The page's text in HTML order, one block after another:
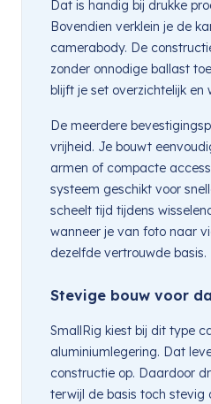
Dat is handig bij drukke
Bovendien verklein je de
camerabody. De
zonder onnodige ballast
blijft je set overzichtelijk en
De meerdere
vrijheid. Je bouwt
armen of compacte
systeem geschikt voor
scheelt tijd tijdens
wanneer je van foto naar
dezelfde vertrouwde basis.
Stevige bouw voor
SmallRig kiest bij dit type
aluminiumlegering. Dat
constructie op. Daardoor
terwijl de basis toch stevig